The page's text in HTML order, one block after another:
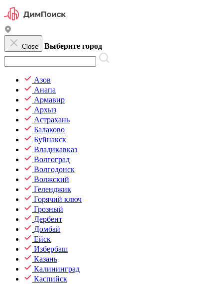
Close Выберите город
Азов
Анапа
Армавир
Архыз
Астрахань
Балаково
Буйнакск
Владикавказ
Волгоград
Волгодонск
Волжский
Геленджик
Горячий ключ
Грозный
Дербент
Домбай
Ейск
Избербаш
Казань
Калининград
Каспийск